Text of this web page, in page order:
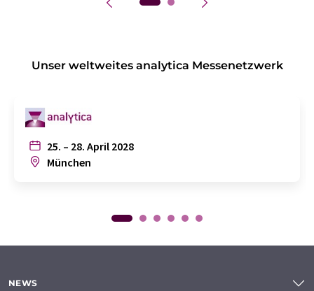
Unser weltweites analytica Messenetzwerk
25. – 28. April 2028
München
NEWS